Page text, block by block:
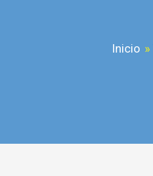
Inicio